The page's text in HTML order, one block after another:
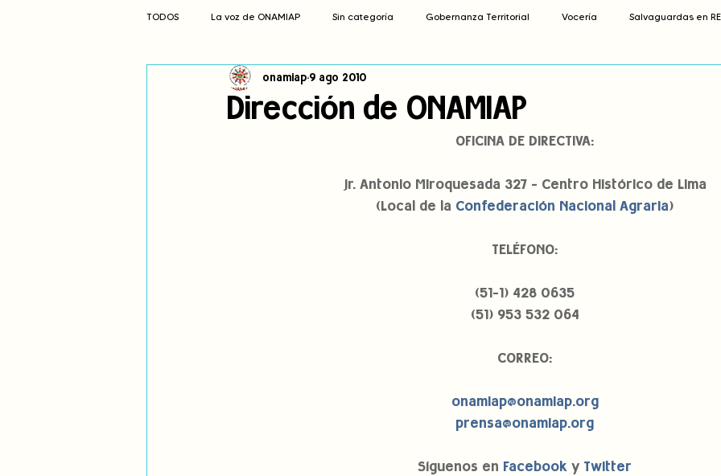
TODOS La voz de ONAMIAP Sin categoría Gobernanza Territorial Vocería Salvaguardas en
Cambio climático Navegador indígena
Observatorio de consulta previa Mujeres indígenas
incidencia PNPI Nuestras Raíces Cuentan
Dirección de ONAMIAP
onamiap 9 ago 2010
OFICINA DE DIRECTIVA:
Jr. Antonio Miroquesada 327 - Centro Histórico de Lima
(Local de la Confederación Nacional Agraria)
TELÉFONO:
(51-1) 428 0635
(51) 953 532 064
CORREO:
onamiap@onamiap.org
prensa@onamiap.org
Síguenos en Facebook y Twitter